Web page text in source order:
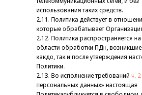
использования таких средств.
2.11. Политика действует в
которые обрабатывает
2.12. Политика распространяется
области обработки ПДн,
какдо, так и после утверждения
Политики.
2.13. Во исполнение требований ч. 2
персональных данных» настоящая